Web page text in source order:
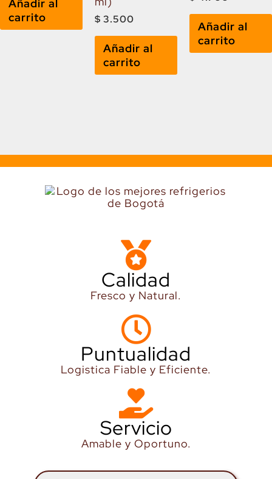
Añadir al
carrito
$ 3.500
Añadir al
carrito
Añadir al
carrito
Calidad
Fresco y Natural.
Puntualidad
Logistica Fiable y Eficiente.
Servicio
Amable y Oportuno.